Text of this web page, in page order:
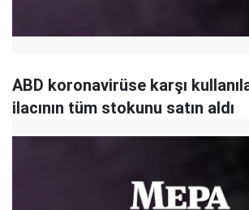
ABD koronavirüse karşı
ilacının tüm stokunu satın aldı